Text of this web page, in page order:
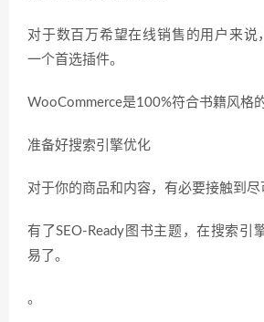
对于数百万希望在线销售的用户来说
一个首选插件。
WooCommerce是100%符合书籍风格的
准备好搜索引擎优化
对于你的商品和内容，有必要接触到尽
有了SEO-Ready图书主题，在搜索引
易了。
。